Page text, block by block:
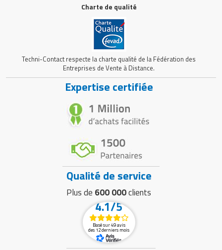
Charte de qualité
Techni-Contact respecte la charte qualité de la Fédération des
Entreprises de Vente à Distance.
Expertise certifiée
Qualité de service
Plus de 600 000clients
4.1/5
Basé sur 49 avis
des 12 derniers mois